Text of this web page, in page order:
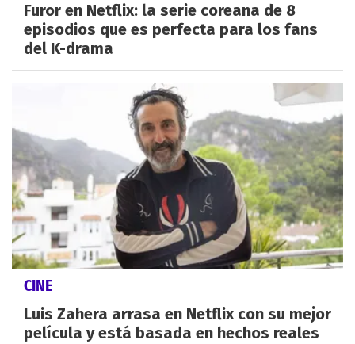
Furor en Netflix: la serie coreana de 8
episodios que es perfecta para los fans
del K-drama
CINE
Luis Zahera arrasa en Netflix con su mejor
película y está basada en hechos reales